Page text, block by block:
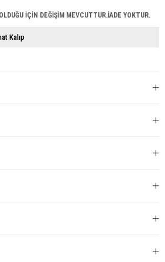
İÇİN DEĞİŞİM MEVCUTTUR.İADE YOKTUR.
Kalıp